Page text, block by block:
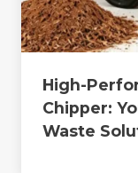
High-
Chipper:
Waste